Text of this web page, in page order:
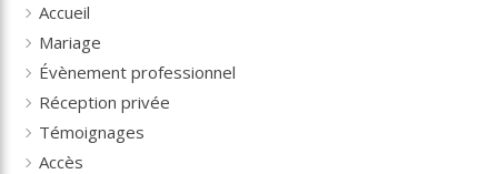
Accueil
Mariage
Évènement professionnel
Réception privée
Témoignages
Accès